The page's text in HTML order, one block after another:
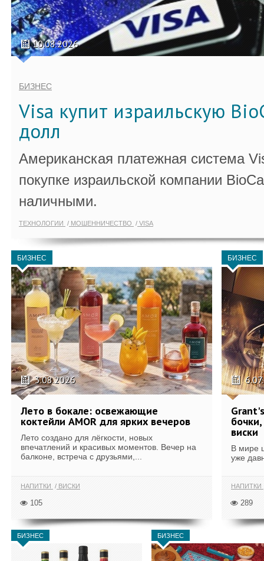
10.08.2026
БИЗНЕС
Visa купит израильскую
долл
Американская платежная система
покупке израильской компании
наличными.
ТЕХНОЛОГИИ МОШЕННИЧЕСТВО VISA
БИЗНЕС
3.08.2026
Лето в бокале: освежающие
коктейли AMOR для ярких вечеров
Лето создано для лёгкости, новых
впечатлений и красивых моментов. Вечер на
балконе, встреча с друзьями,...
НАПИТКИ ВИСКИ
105
БИЗНЕС
виски
В мире
уже
НАПИТКИ
289
БИЗНЕС БИЗНЕС